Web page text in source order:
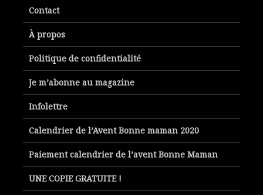
Contact
À propos
Politique de confidentialité
Je m’abonne au magazine
Infolettre
Calendrier de l’Avent Bonne maman 2020
Paiement calendrier de l’avent Bonne Maman
UNE COPIE GRATUITE !